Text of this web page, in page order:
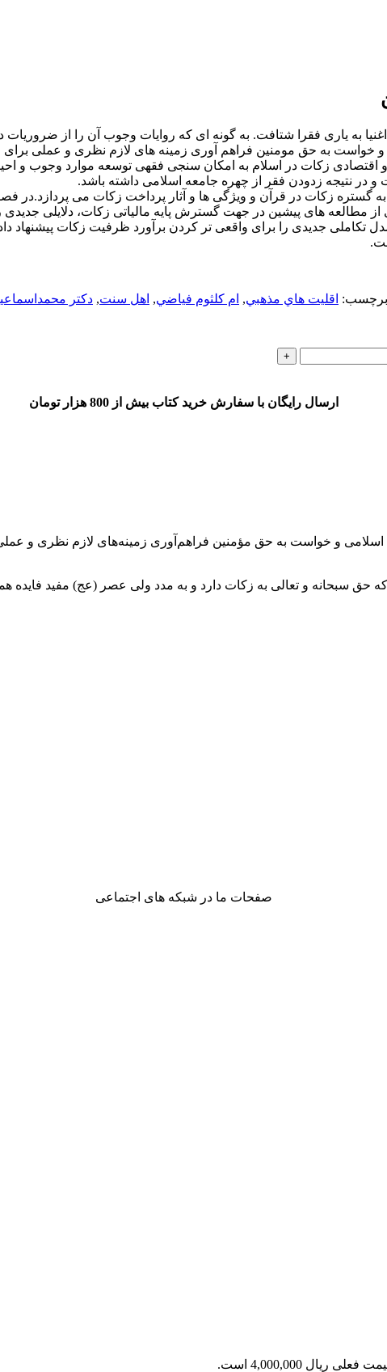
به یاری فقرا شتافت. به گونه ای که روایات وجوب آن را از
خواست به حق مومنین فراهم آوری زمینه های لازم نظری و عملی
زکات در اسلام به امکان سنجی فقهی توسعه موارد وجوب و
در نتیجه زدودن فقر از چهره جامعه اسلامی داشته باشد.
زکات در قرآن و ویژگی ها و آثار پرداخت زکات می پردازد.در
های پیشین در جهت گسترش پایه مالیاتی زکات، دلایلی
تکاملی جدیدی را برای واقعی تر کردن برآورد ظرفیت زکات پیشنهاد
برچسب: اقليت هاي مذهبي, ام كلثوم فياضي, اهل سنت, دكتر
ارسال رایگان با سفارش خرید کتاب بیش از 800 هزار تومان
حق سبحانه و تعالی به زکات دارد و به مدد ولی عصر (عج) مفید
صفحات ما در شبکه های اجتماعی
فعلی ریال 4,000,000 است.